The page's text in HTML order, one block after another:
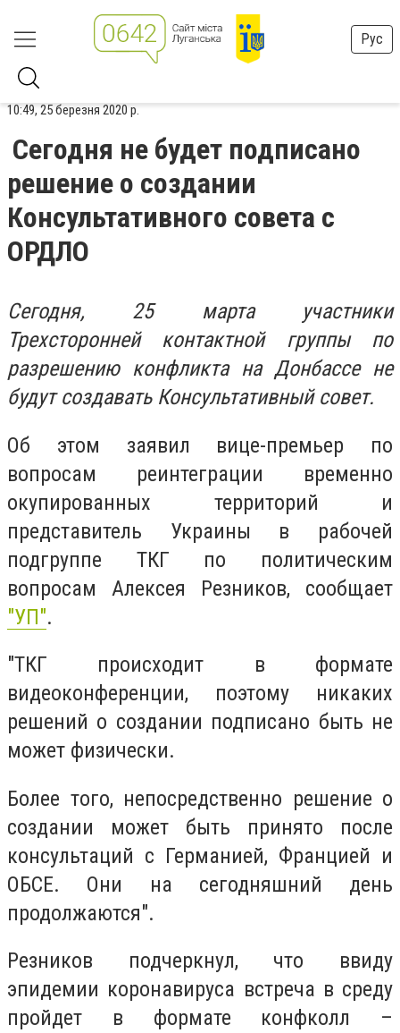
Рус
10:49, 25 березня 2020 р.
Сегодня не будет подписано
решение о создании
Консультативного совета с
ОРДЛО
Сегодня, 25 марта участники
Трехсторонней контактной группы по
разрешению конфликта на Донбассе не
будут создавать Консультативный совет.
Об этом заявил вице-премьер по
вопросам реинтеграции временно
окупированных территорий и
представитель Украины в рабочей
подгруппе ТКГ по политическим
вопросам Алексея Резников, сообщает
"УП".
"ТКГ происходит в формате
видеоконференции, поэтому никаких
решений о создании подписано быть не
может физически.
Более того, непосредственно решение о
создании может быть принято после
консультаций с Германией, Францией и
ОБСЕ. Они на сегодняшний день
продолжаются".
Резников подчеркнул, что ввиду
эпидемии коронавируса встреча в среду
пройдет в формате конфколл –